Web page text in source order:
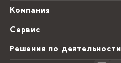
Компания
О нас
Блог
Сервис
Виды обработки камня
Решения по деятельности